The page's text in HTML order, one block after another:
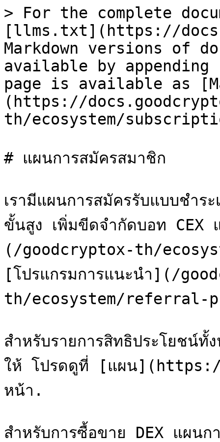
> For the complete
[llms.txt](https://
Markdown versions of
available by
page is available as
(https://
th/ecosystem/
# แผนการสมัครสมาชิก
เรามีแผนการสมัครรับแบบชำร
ขั้นสูง เพิ่มขีดจำกัดบอท CEX
(/goodcryptox-th/
[โปรแกรมการแนะนำ](/
th/ecosystem/referral-
สำหรับรายการสิทธิประโยชน์
ให้ โปรดดูที่ [แผน
หน้า.
สำหรับการซื้อขาย DEX แผน